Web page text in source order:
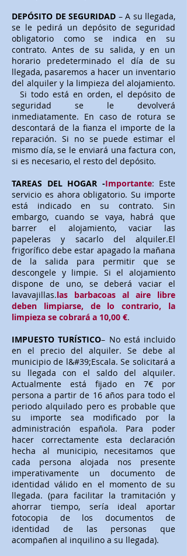
DEPÓSITO DE SEGURIDAD – A su llegada,
se le pedirá un depósito de seguridad
obligatorio como se indica en su
contrato. Antes de su salida, y en un
horario predeterminado el día de su
llegada, pasaremos a hacer un inventario
del alquiler y la limpieza del alojamiento.
Si todo está en orden, el depósito de
seguridad se le devolverá
inmediatamente. En caso de rotura se
descontará de la fianza el importe de la
reparación. Si no se puede estimar el
mismo día, se le enviará una factura con,
si es necesario, el resto del depósito.
TAREAS DEL HOGAR -Importante: Este
servicio es ahora obligatorio. Su importe
está indicado en su contrato. Sin
embargo, cuando se vaya, habrá que
barrer el alojamiento, vaciar las
papeleras y sacarlo del alquiler.El
frigorífico debe estar apagado la mañana
de la salida para permitir que se
descongele y limpie. Si el alojamiento
dispone de uno, se deberá vaciar el
lavavajillas.las barbacoas al aire libre
deben limpiarse, de lo contrario, la
limpieza se cobrará a 10,00 €.
IMPUESTO TURÍSTICO– No está incluido
en el precio del alquiler. Se debe al
municipio de l&#39;Escala. Se solicitará a
su llegada con el saldo del alquiler.
Actualmente está fijado en 7€ por
persona a partir de 16 años para todo el
periodo alquilado pero es probable que
su importe sea modificado por la
administración española. Para poder
hacer correctamente esta declaración
hecha al municipio, necesitamos que
cada persona alojada nos presente
imperativamente un documento de
identidad válido en el momento de su
llegada. (para facilitar la tramitación y
ahorrar tiempo, sería ideal aportar
fotocopia de los documentos de
identidad de las personas que
acompañen al inquilino a su llegada).